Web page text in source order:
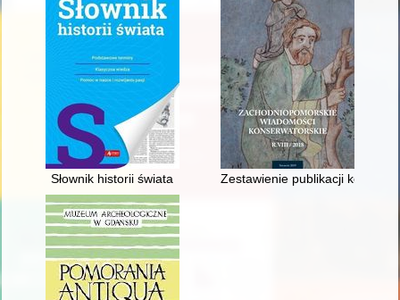
Słownik historii świata Zestawienie publikacji